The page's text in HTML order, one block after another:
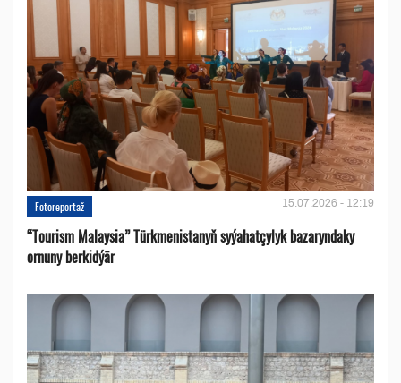
Fotoreportaž 15.07.2026 - 12:19
“Tourism Malaysia” Türkmenistanyň syýahatçylyk bazaryndaky
ornuny berkidýär